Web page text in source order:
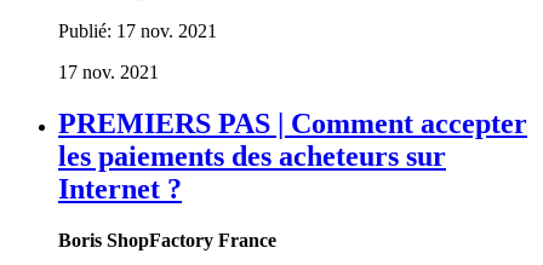
Publié: 17 nov. 2021
17 nov. 2021
PREMIERS PAS | Comment accepter
les paiements des acheteurs sur
Internet ?
Boris ShopFactory France